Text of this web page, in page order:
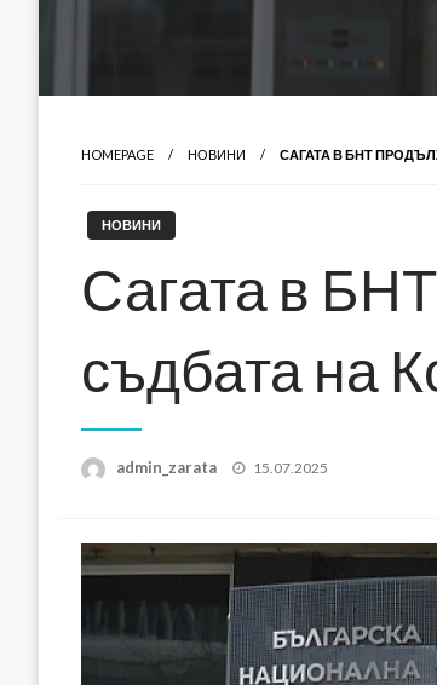
HOMEPAGE НОВИНИ САГАТА В БНТ
НОВИНИ
Сагата в
съдбата на
admin_zarata
Posted
15.07.2025